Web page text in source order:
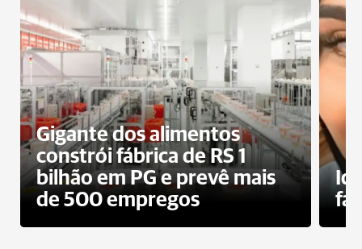
Gigante dos alimentos
constrói fábrica de RS 1
bilhão em PG e prevê mais
de 500 empregos